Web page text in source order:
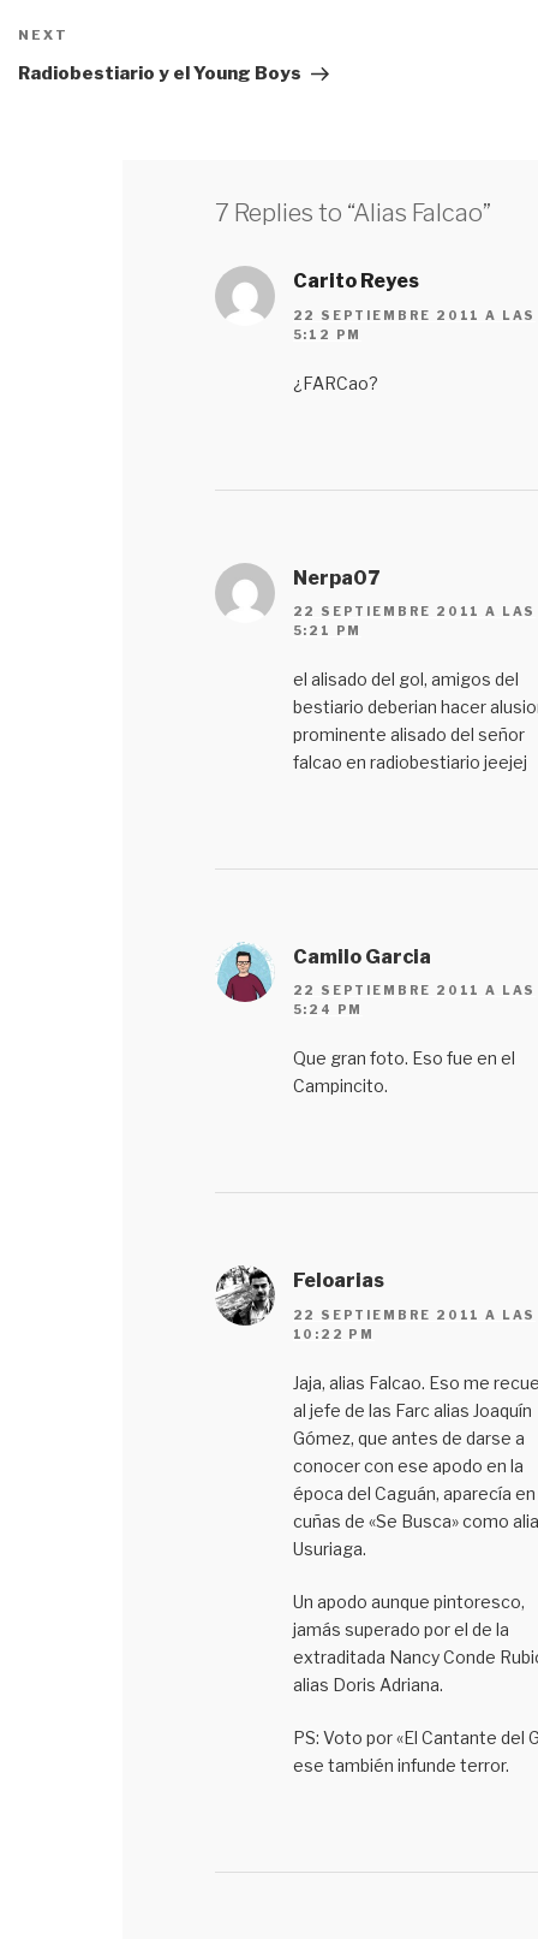
Next
Post
NEXT
Radiobestiario y el Young Boys
7 Replies to “Alias Falcao”
Carito Reyes
22 SEPTIEMBRE 2011 A LAS
5:12 PM
¿FARCao?
Nerpa07
22 SEPTIEMBRE 2011 A LAS
5:21 PM
el alisado del gol, amigos del
bestiario deberian hacer
prominente alisado del señor
falcao en radiobestiario jeejej
Camilo Garcia
22 SEPTIEMBRE 2011 A LAS
5:24 PM
Que gran foto. Eso fue en el
Campincito.
Feloarias
22 SEPTIEMBRE 2011 A LAS
10:22 PM
Jaja, alias Falcao. Eso me
al jefe de las Farc alias Joaquín
Gómez, que antes de darse a
conocer con ese apodo en la
época del Caguán, aparecía
cuñas de «Se Busca» como
Usuriaga.
Un apodo aunque pintoresco,
jamás superado por el de la
extraditada Nancy Conde
alias Doris Adriana.
PS: Voto por «El Cantante del
ese también infunde terror.